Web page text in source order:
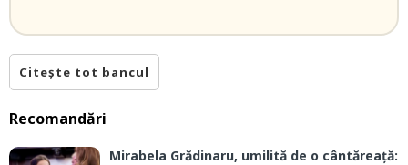
Citește tot bancul
Recomandări
Mirabela Grădinaru, umilită de o cântăreață: